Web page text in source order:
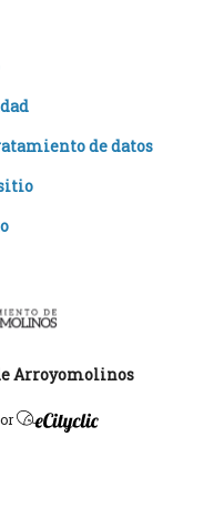
de datos
Arroyomolinos